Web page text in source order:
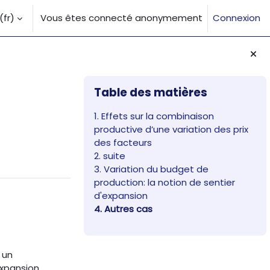
saisie de recherche
Vous êtes connecté anonymement Connexion
Blocs
Table des matières
1. Effets sur la combinaison
productive d’une variation des prix
des facteurs
2. suite
3. Variation du budget de
production: la notion de sentier
d'expansion
4. Autres cas